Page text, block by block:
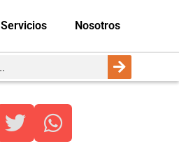
Servicios Nosotros